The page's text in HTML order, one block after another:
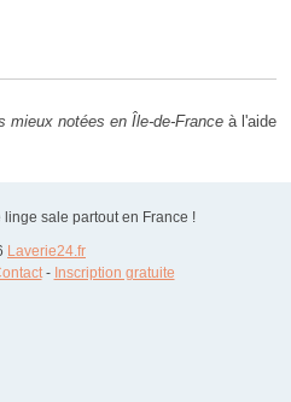
mieux notées en Île-de-France à l'aide
linge sale partout en France !
Laverie24.fr
- Inscription gratuite